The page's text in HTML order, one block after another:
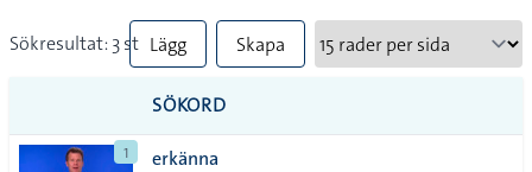
Sökresultat: 3 st Lägg
till
alla i
Skapa
SÖKORD
1 erkänna